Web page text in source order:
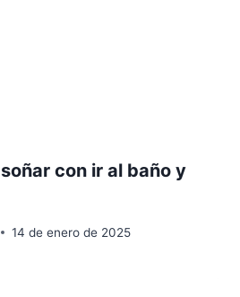
con ir al baño y
14 de enero de 2025